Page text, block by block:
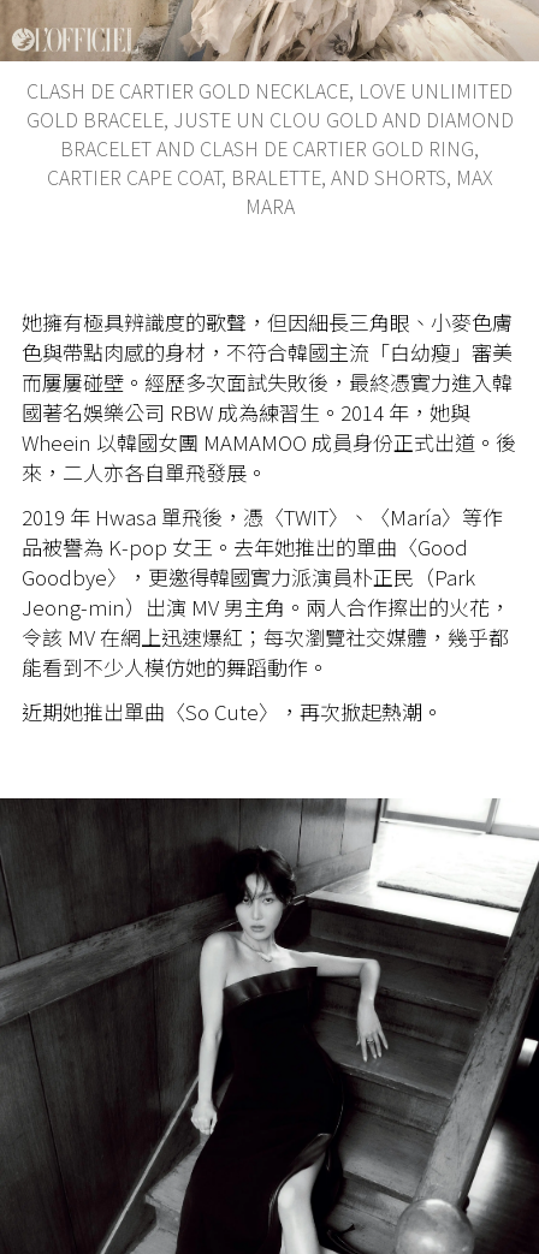
CLASH DE CARTIER GOLD NECKLACE, LOVE UNLIMITED
GOLD BRACELE, JUSTE UN CLOU GOLD AND DIAMOND
BRACELET AND CLASH DE CARTIER GOLD RING,
CARTIER CAPE COAT, BRALETTE, AND SHORTS, MAX
MARA
她擁有極具辨識度的歌聲，但因細長三角眼、小麥色膚
色與帶點肉感的身材，不符合韓國主流「白幼瘦」審美
而屢屢碰壁。經歷多次面試失敗後，最終憑實力進入韓
國著名娛樂公司 RBW 成為練習生。2014 年，她與
Wheein 以韓國女團 MAMAMOO 成員身份正式出道。後
來，二人亦各自單飛發展。
2019 年 Hwasa 單飛後，憑〈TWIT〉、〈María〉等作
品被譽為 K-pop 女王。去年她推出的單曲〈Good
Goodbye〉，更邀得韓國實力派演員朴正民（Park
Jeong-min）出演 MV 男主角。兩人合作擦出的火花，
令該 MV 在網上迅速爆紅；每次瀏覽社交媒體，幾乎都
能看到不少人模仿她的舞蹈動作。
近期她推出單曲〈So Cute〉，再次掀起熱潮。